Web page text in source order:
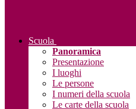
Scuola
Panoramica
Presentazione
I luoghi
Le persone
I numeri della scuola
Le carte della scuola